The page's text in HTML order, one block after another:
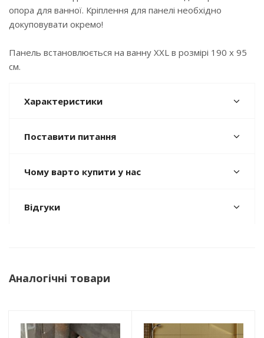
опора для ванної. Кріплення для панелі необхідно
докуповувати окремо!
Панель встановлюється на ванну XXL в розмірі 190 х 95
см.
Характеристики
Поставити питання
Чому варто купити у нас
Відгуки
Аналогічні товари